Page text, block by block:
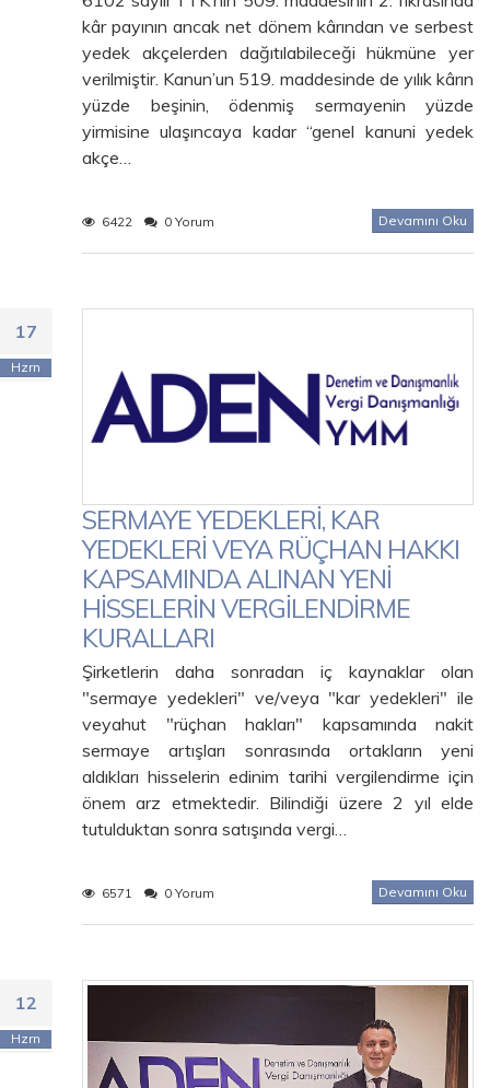
kâr payının ancak net dönem kârından ve serbest
yedek akçelerden dağıtılabileceği hükmüne yer
verilmiştir. Kanun’un 519. maddesinde de yılık kârın
yüzde beşinin, ödenmiş sermayenin yüzde
yirmisine ulaşıncaya kadar “genel kanuni yedek
akçe…
6422 0 Yorum Devamını Oku
17
Hzrn
SERMAYE YEDEKLERİ, KAR
YEDEKLERİ VEYA RÜÇHAN HAKKI
KAPSAMINDA ALINAN YENİ
HİSSELERİN VERGİLENDİRME
KURALLARI
Şirketlerin daha sonradan iç kaynaklar olan
"sermaye yedekleri" ve/veya "kar yedekleri" ile
veyahut "rüçhan hakları" kapsamında nakit
sermaye artışları sonrasında ortakların yeni
aldıkları hisselerin edinim tarihi vergilendirme için
önem arz etmektedir. Bilindiği üzere 2 yıl elde
tutulduktan sonra satışında vergi…
6571 0 Yorum Devamını Oku
12
Hzrn